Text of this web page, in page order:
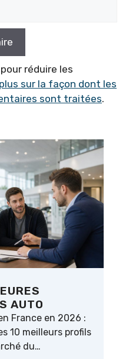
réduire les
sur la façon dont les
sont traitées.
AUTO
France en 2026 :
10 meilleurs profils
du…